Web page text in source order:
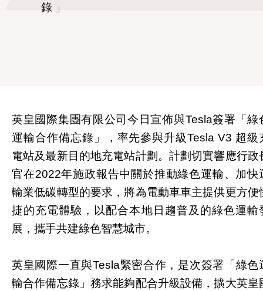
錄」
英皇國際集團有限公司今日宣佈與Tesla簽署「綠
運輸合作備忘錄」，率先參與升級Tesla V3 超級
電站及最新目的地充電站計劃。計劃切實響應行政
官在2022年施政報告中關於推動綠色運輸、加快
輸業低碳轉型的要求，將為電動車車主提供更方便
捷的充電體驗，以配合本地日趨普及的綠色運輸
展，攜手共建綠色智慧城市。
英皇國際一直與Tesla緊密合作，是次簽署「綠色
輸合作備忘錄」務求能夠配合升級設備，擴大英皇